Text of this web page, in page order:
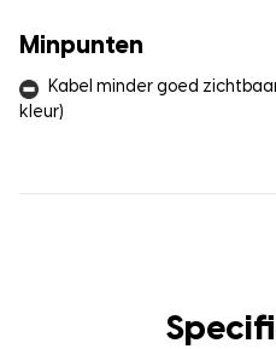
Minpunten
Kabel minder goed
kleur)